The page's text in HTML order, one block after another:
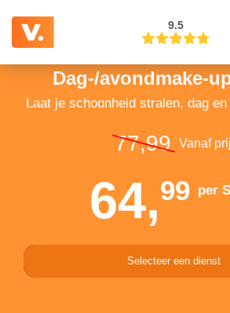
9.5
Dag-/avondmake-
Laat je schoonheid stralen, dag
77,99 Vanaf
64,99per
Selecteer een dienst